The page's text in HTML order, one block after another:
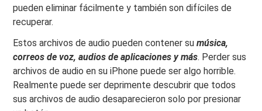
pueden eliminar fácilmente y también son difíciles de
recuperar.
Estos archivos de audio pueden contener sumúsica,
correos de voz, audios de aplicaciones y más. Perder sus
archivos de audio en su iPhone puede ser algo horrible.
Realmente puede ser deprimente descubrir que todos
sus archivos de audio desaparecieron solo por presionar